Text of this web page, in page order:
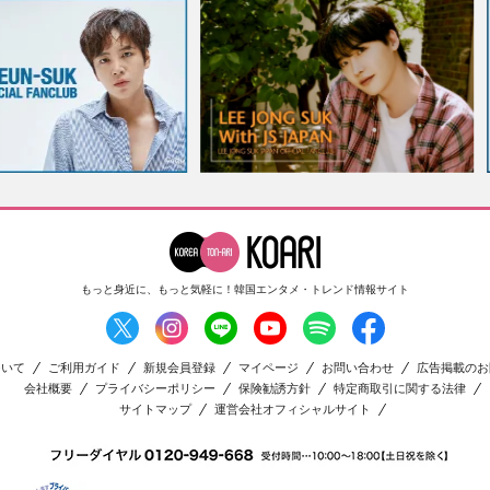
もっと身近に、もっと気軽に！ 韓国エンタメ・トレンド情報サイト
て ご利用ガイド 新規会員登録 マイページ お問い合わせ
広告掲載の
会社概要
プライバシーポリシー 保険勧誘方針
特定商取引に関する法律
サイトマップ
運営会社オフィシャルサイト